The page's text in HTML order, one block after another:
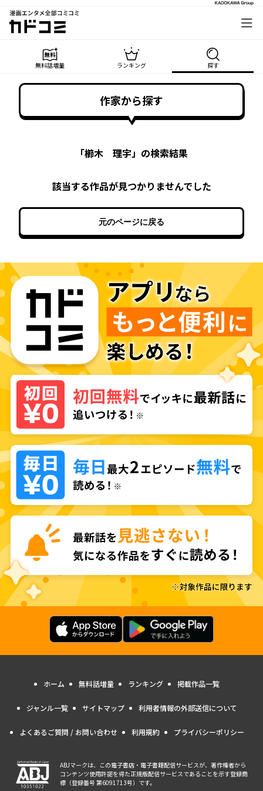
漫画エンタメ全部コミコミ
カドコミ
無料話増量 ランキング 探す
作家から探す
「櫛木 理宇」の検索結果
該当する作品が見つかりませんでした
元のページに戻る
ホーム 無料話増量 ランキング 掲載作品一覧
ジャンル一覧 サイトマップ 利用者情報の外部送信について
よくあるご質問 / お問い合わせ 利用規約 プライバシーポリシー
ABJマークは、この電子書店・電子書籍配信サービスが、著作権者から
コンテンツ使用許諾を得た正規版配信サービスであることを示す登録商
標（登録番号 第6091713号）です。